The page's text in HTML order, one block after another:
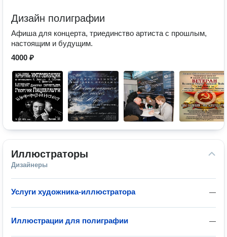
Дизайн полиграфии
Афиша для концерта, триединство артиста с прошлым,
настоящим и будущим.
4000 ₽
Иллюстраторы
Дизайнеры
—
Услуги художника-иллюстратора
—
Иллюстрации для полиграфии